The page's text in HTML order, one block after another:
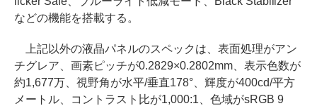
などの機能を搭載する。
上記以外の液晶パネルのスペックは、表面処理がアン
チグレア、画素ピッチが0.2829×0.2802mm、表示色数が
約1,677万、視野角が水平/垂直178°、輝度が400cd/平方
メートル、コントラスト比が1,000:1、色域がsRGB 9